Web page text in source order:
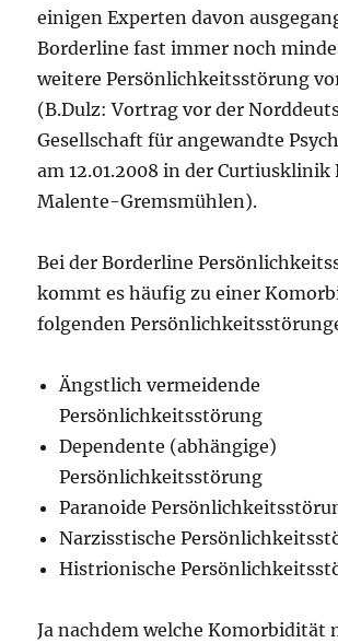
einigen Experten davon
Borderline fast immer noch
weitere Persönlichkeitsstörung
(B.Dulz: Vortrag vor der
Gesellschaft für angewandte
am 12.01.2008 in der Curtiusklinik
Malente-Gremsmühlen).
Bei der Borderline
kommt es häufig zu einer
folgenden
Ängstlich vermeidende
Persönlichkeitsstörung
Dependente (abhängige)
Persönlichkeitsstörung
Paranoide
Narzisstische
Histrionische
Ja nachdem welche Komorbidität